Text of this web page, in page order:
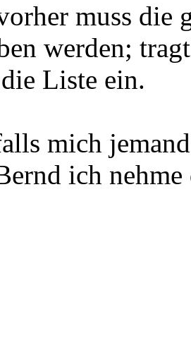
muss die
werden;
Liste ein.
mich
ich